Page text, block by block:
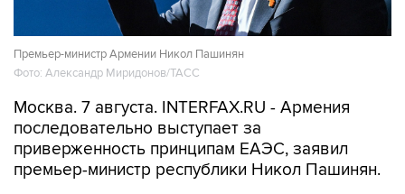
Премьер-министр Армении Никол Пашинян
Фото: Александр Миридонов/ТАСС
Москва. 7 августа. INTERFAX.RU - Армения
последовательно выступает за
приверженность принципам ЕАЭС, заявил
премьер-министр республики Никол Пашинян.